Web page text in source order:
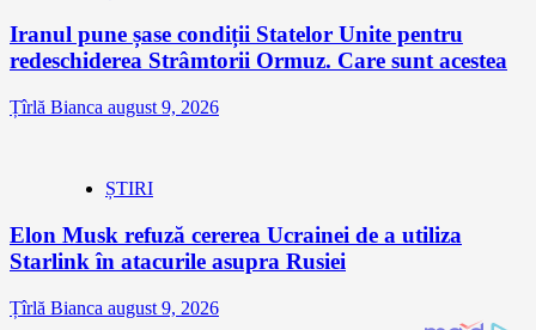
Iranul pune șase condiții Statelor Unite pentru
redeschiderea Strâmtorii Ormuz. Care sunt acestea
Țîrlă Bianca august 9, 2026
ȘTIRI
Elon Musk refuză cererea Ucrainei de a utiliza
Starlink în atacurile asupra Rusiei
Țîrlă Bianca august 9, 2026